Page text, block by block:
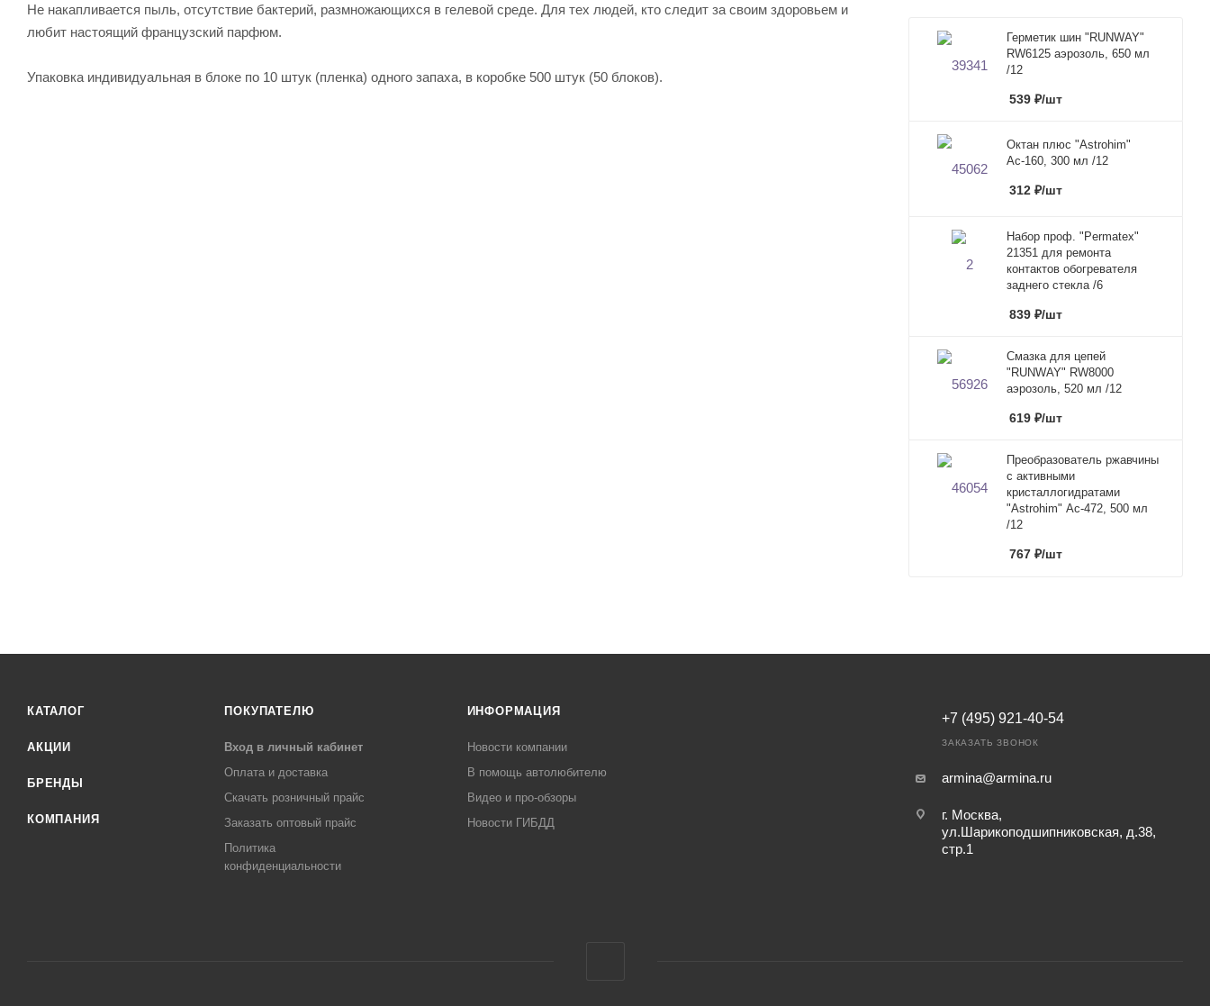
Не накапливается пыль, отсутствие бактерий, размножающихся в гелевой среде. Для тех людей, кто следит за своим здоровьем и
любит настоящий французский парфюм.
Упаковка индивидуальная в блоке по 10 штук (пленка) одного запаха, в коробке 500 штук (50 блоков).
Герметик шин "RUNWAY"
RW6125 аэрозоль, 650 мл
/12
539 ₽/шт
Октан плюс "Astrohim"
Ас-160, 300 мл /12
312 ₽/шт
Набор проф. "Permatex"
21351 для ремонта
контактов обогревателя
заднего стекла /6
839 ₽/шт
Смазка для цепей
"RUNWAY" RW8000
аэрозоль, 520 мл /12
619 ₽/шт
Преобразователь ржавчины
с активными
кристаллогидратами
"Astrohim" Ас-472, 500 мл
/12
767 ₽/шт
КАТАЛОГ
АКЦИИ
БРЕНДЫ
КОМПАНИЯ
ПОКУПАТЕЛЮ
Вход в личный кабинет
Оплата и доставка
Скачать розничный прайс
Заказать оптовый прайс
Политика
конфиденциальности
ИНФОРМАЦИЯ
Новости компании
В помощь автолюбителю
Видео и про-обзоры
Новости ГИБДД
+7 (495) 921-40-54
ЗАКАЗАТЬ ЗВОНОК
armina@armina.ru
г. Москва,
ул.Шарикоподшипниковская, д.38,
стр.1